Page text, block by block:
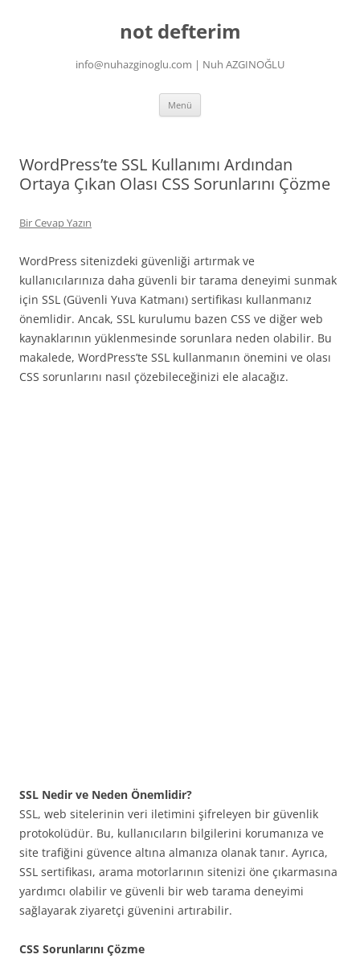
not defterim
info@nuhazginoglu.com | Nuh AZGINOĞLU
Menü
WordPress’te SSL Kullanımı Ardından
Ortaya Çıkan Olası CSS Sorunlarını Çözme
Bir Cevap Yazın
WordPress sitenizdeki güvenliği artırmak ve
kullanıcılarınıza daha güvenli bir tarama deneyimi sunmak
için SSL (Güvenli Yuva Katmanı) sertifikası kullanmanız
önemlidir. Ancak, SSL kurulumu bazen CSS ve diğer web
kaynaklarının yüklenmesinde sorunlara neden olabilir. Bu
makalede, WordPress’te SSL kullanmanın önemini ve olası
CSS sorunlarını nasıl çözebileceğinizi ele alacağız.
SSL Nedir ve Neden Önemlidir?
SSL, web sitelerinin veri iletimini şifreleyen bir güvenlik
protokolüdür. Bu, kullanıcıların bilgilerini korumanıza ve
site trafiğini güvence altına almanıza olanak tanır. Ayrıca,
SSL sertifikası, arama motorlarının sitenizi öne çıkarmasına
yardımcı olabilir ve güvenli bir web tarama deneyimi
sağlayarak ziyaretçi güvenini artırabilir.
CSS Sorunlarını Çözme